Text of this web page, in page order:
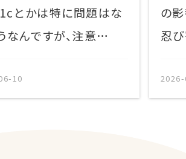
とかは特に問題はな
なんですが、注意…
10
の
忍